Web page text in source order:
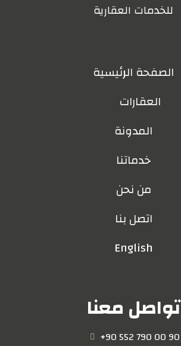
الصفحة الرئيسية
العقارات
المدونة
خدماتنا
من نحن
اتصل بنا
English
للخدمات العقارية
تواصل معنا
+90 552 790 00 90